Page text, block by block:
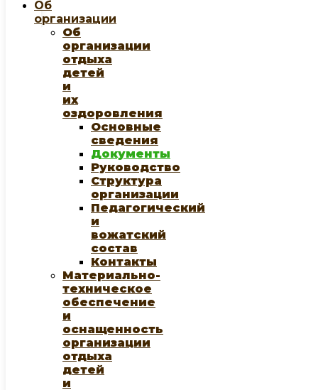
Об
организации
Об
организации
отдыха
детей
и
их
оздоровления
Основные
сведения
Документы
Руководство
Структура
организации
Педагогический
и
вожатский
состав
Контакты
Материально-
техническое
обеспечение
и
оснащенность
организации
отдыха
детей
и